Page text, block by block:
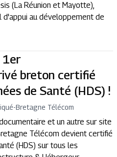
(La Réunion et Mayotte),
au développement de
1er
breton certifié
de Santé (HDS) !
-Bretagne Télécom
et un autre sur site
Télécom devient certifié
(HDS) sur tous les